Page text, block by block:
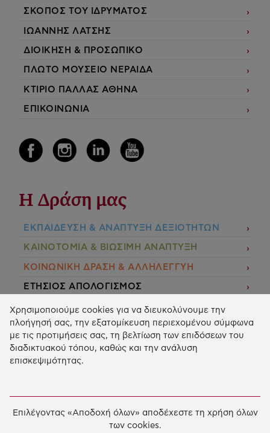
ΣΚΟΠΟΣ ΤΟΥ ΙΔΡΥΜΑΤΟΣ
ΙΩΑΝΝΗΣ ΛΑΤΣΗΣ
ΔΙΟΙΚΗΣΗ & ΠΡΟΣΩΠΙΚΟ
ΠΛΩΤΟ ΜΟΥΣΕΙΟ ΝΕΡΑΙΔΑ
ΚΤΙΡΙΟ ΠΑΛΛΑΣ ΑΘΗΝΑ
ΕΠΙΚΟΙΝΩΝΙΑ
Η Δράση μας
ΕΚΠΑIΔΕΥΣΗ & ΑΝΑΠΤΥΞΗ ΔΕΞΙΟΤΗΤΩΝ
ΚΑΙΝΟΤΟΜΙΑ & ΒΙΩΣΙΜΗ ΑΝΑΠΤΥΞΗ
ΚΟΙΝΩΝΙΚΗ ΔΡΑΣΗ & ΑΛΛΗΛΕΓΓΥΗ
ΕΤΗΣΙΟΣ ΑΠΟΛΟΓΙΣΜΟΣ
E-LIBRARY
ΧΡΗΜΑΤΟΔΟΤΗΣΕΙΣ
ΑΙΤΗΣΗ ΧΡΗΜΑΤΟΔΟΤΗΣΗΣ
Δεδομένων
Ρυθμίσεις Cookies
Χρησιμοποιούμε cookies για να διευκολύνουμε την
πλοήγησή σας, την εξατομίκευση περιεχομένου σύμφωνα
με τις προτιμήσεις σας, τη βελτίωση των επιδόσεων του
διαδικτυακού τόπου, καθώς και την ανάλυση
επισκεψιμότητας.
Επιλέγοντας «Αποδοχή όλων» αποδέχεστε τη χρήση όλων
των cookies.